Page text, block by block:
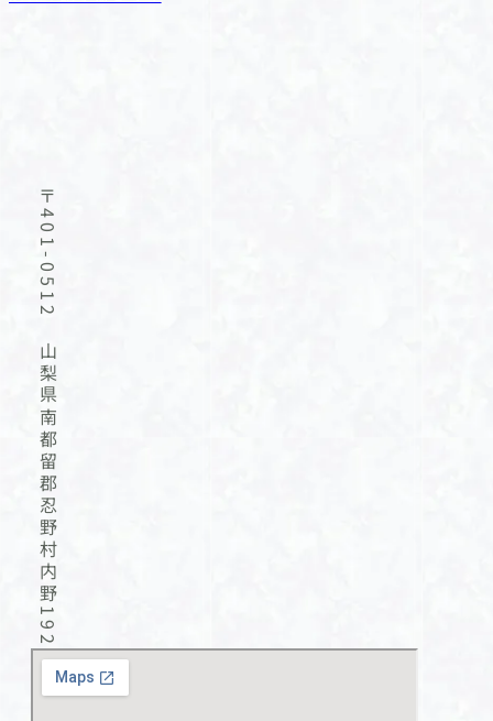
使
セ
ッ
ト
に
っ
た
寺
院
墓
所…
供
養
す
る
園
で
す。
集
合
墓・
単…
〒401-0512 山梨県南都留郡忍野村内野192